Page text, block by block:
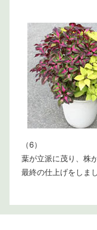
（6）
葉が立派に茂り、株
最終の仕上げをしまし